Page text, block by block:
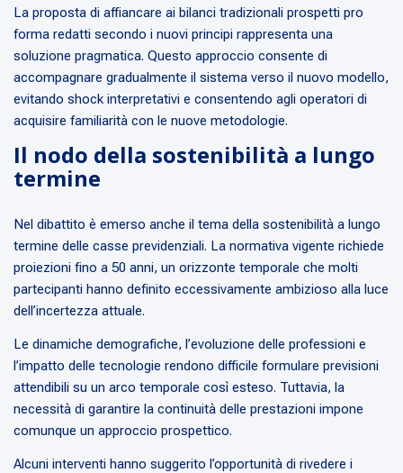
La proposta di affiancare ai bilanci tradizionali prospetti pro
forma redatti secondo i nuovi principi rappresenta una
soluzione pragmatica. Questo approccio consente di
accompagnare gradualmente il sistema verso il nuovo modello,
evitando shock interpretativi e consentendo agli operatori di
acquisire familiarità con le nuove metodologie.
Il nodo della sostenibilità a lungo
termine
Nel dibattito è emerso anche il tema della sostenibilità a lungo
termine delle casse previdenziali. La normativa vigente richiede
proiezioni fino a 50 anni, un orizzonte temporale che molti
partecipanti hanno definito eccessivamente ambizioso alla luce
dell’incertezza attuale.
Le dinamiche demografiche, l’evoluzione delle professioni e
l’impatto delle tecnologie rendono difficile formulare previsioni
attendibili su un arco temporale così esteso. Tuttavia, la
necessità di garantire la continuità delle prestazioni impone
comunque un approccio prospettico.
Alcuni interventi hanno suggerito l’opportunità di rivedere i